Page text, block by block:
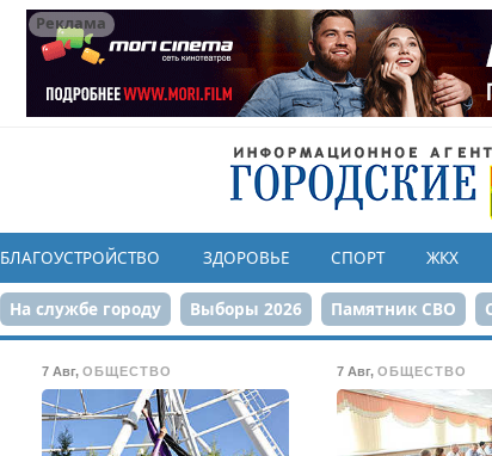
Реклама
БЛАГОУСТРОЙСТВО ЗДОРОВЬЕ СПОРТ ЖКХ
На службе городу Выборы 2026 Памятник СВО
Реконструкция ЦПКиО 80-летие
7 Авг,ОБЩЕСТВО 7 Авг,ОБЩЕСТВО